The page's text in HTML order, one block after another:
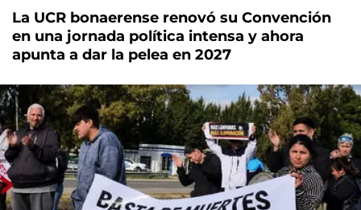
La UCR bonaerense renovó su Convención
en una jornada política intensa y ahora
apunta a dar la pelea en 2027